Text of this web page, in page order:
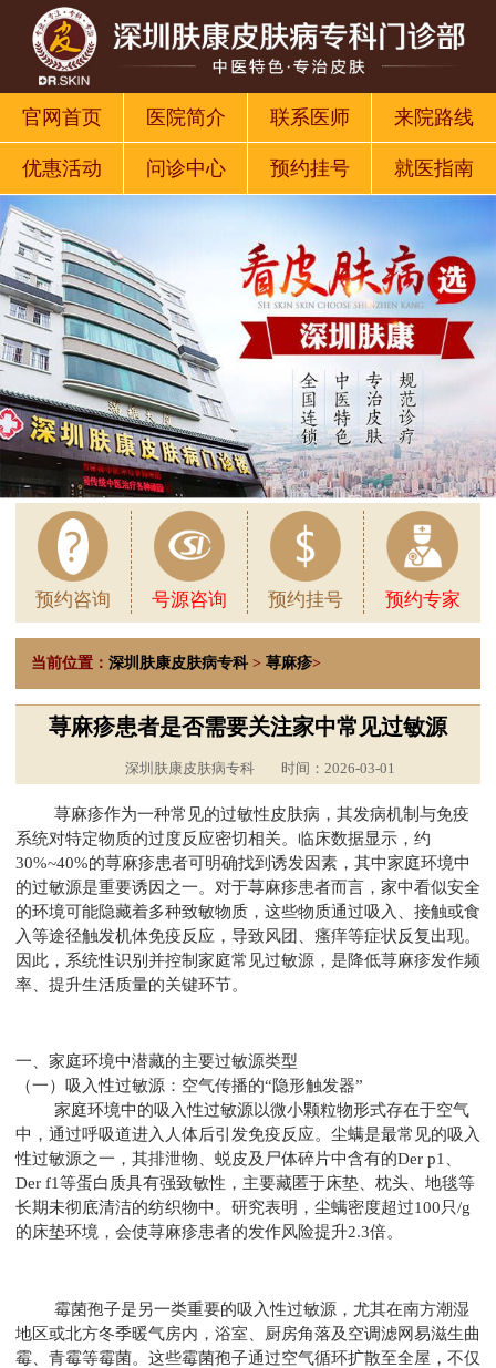
官网首页 医院简介 联系医师 来院路线
优惠活动 问诊中心 预约挂号 就医指南
预约咨询 号源咨询 预约挂号 预约专家
当前位置： 深圳肤康皮肤病专科 > 荨麻疹>
荨麻疹患者是否需要关注家中常见过敏源
深圳肤康皮肤病专科 时间：2026-03-01
荨麻疹作为一种常见的过敏性皮肤病，其发病机制与免疫
系统对特定物质的过度反应密切相关。临床数据显示，约
30%~40%的荨麻疹患者可明确找到诱发因素，其中家庭环境中
的过敏源是重要诱因之一。对于荨麻疹患者而言，家中看似安全
的环境可能隐藏着多种致敏物质，这些物质通过吸入、接触或食
入等途径触发机体免疫反应，导致风团、瘙痒等症状反复出现。
因此，系统性识别并控制家庭常见过敏源，是降低荨麻疹发作频
率、提升生活质量的关键环节。
一、家庭环境中潜藏的主要过敏源类型
（一）吸入性过敏源：空气传播的“隐形触发器”
家庭环境中的吸入性过敏源以微小颗粒物形式存在于空气
中，通过呼吸道进入人体后引发免疫反应。尘螨是最常见的吸入
性过敏源之一，其排泄物、蜕皮及尸体碎片中含有的Der p1、
Der f1等蛋白质具有强致敏性，主要藏匿于床垫、枕头、地毯等
长期未彻底清洁的纺织物中。研究表明，尘螨密度超过100只/g
的床垫环境，会使荨麻疹患者的发作风险提升2.3倍。
霉菌孢子是另一类重要的吸入性过敏源，尤其在南方潮湿
地区或北方冬季暖气房内，浴室、厨房角落及空调滤网易滋生曲
霉、青霉等霉菌。这些霉菌孢子通过空气循环扩散至全屋，不仅